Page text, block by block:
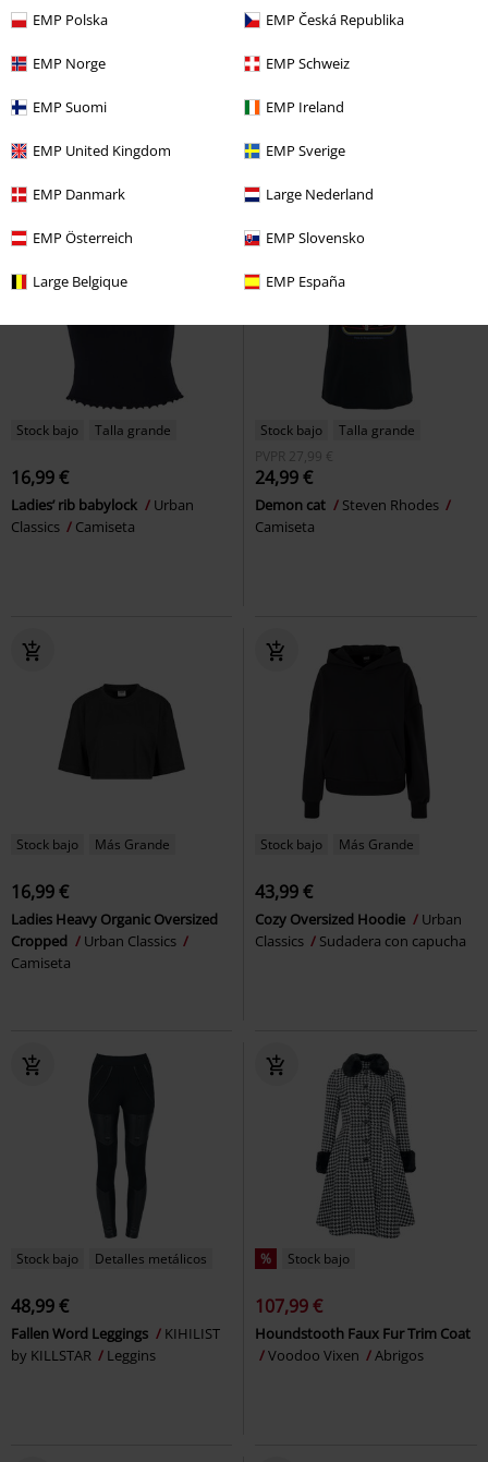
EMP Polska EMP Česká Republika
EMP Norge EMP Schweiz
EMP Suomi EMP Ireland
EMP United Kingdom EMP Sverige
EMP Danmark Large Nederland
EMP Österreich EMP Slovensko
Large Belgique EMP España
% Stock bajo
41,99 €
punto
Stock bajo
Exclusivo
43,99 €
Camiseta Manga Larga
Stock bajo Talla grande
16,99 €
Ladies’ rib babylock
Urban
Classics
Camiseta
Stock bajo
Talla grande
PVPR 27,99 €
24,99 €
Demon cat
Steven Rhodes
Camiseta
Stock bajo Más Grande
16,99 €
Ladies Heavy Organic Oversized
Cropped
Urban Classics
Camiseta
Stock bajo Más Grande
43,99 €
Cozy Oversized Hoodie
Urban
Classics
Sudadera con capucha
Stock bajo Detalles metálicos
48,99 €
Fallen Word Leggings
KIHILIST
by KILLSTAR
Leggins
% Stock bajo
107,99 €
Houndstooth Faux Fur Trim Coat
Voodoo Vixen
Abrigos